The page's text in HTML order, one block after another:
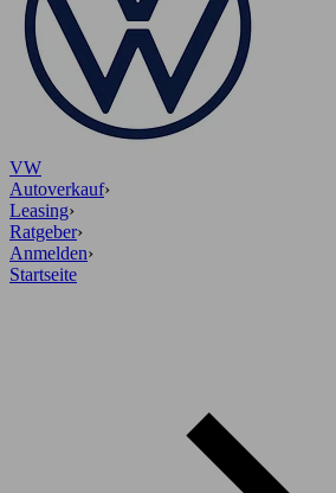
VW
Autoverkauf›
Leasing›
Ratgeber›
Anmelden›
Startseite